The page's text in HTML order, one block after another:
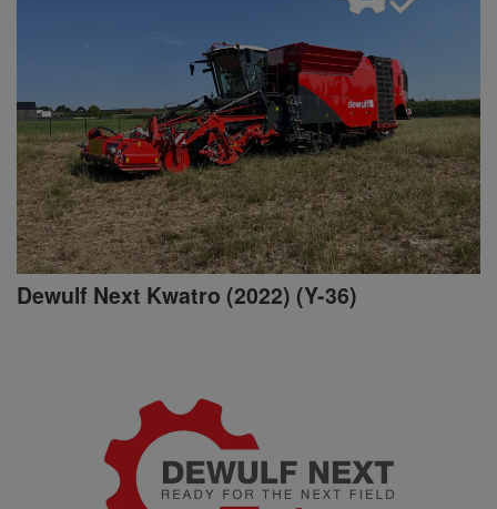
Dewulf Next Kwatro (2022) (Y-36)